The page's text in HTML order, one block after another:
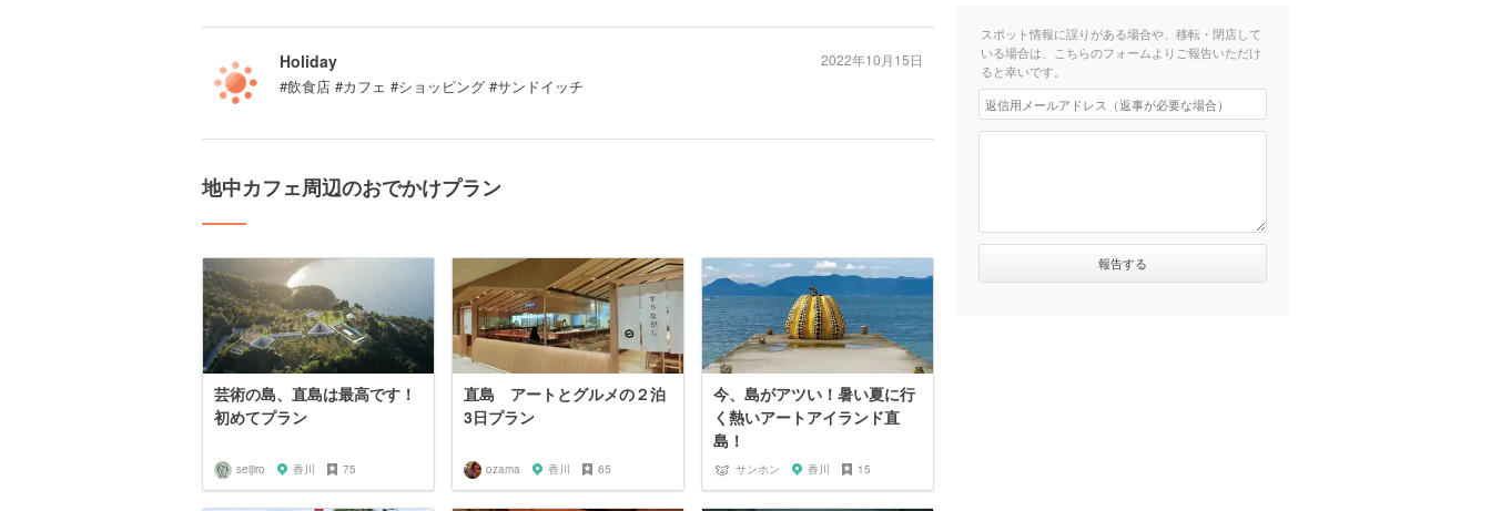
Holiday
#飲食店 #カフェ #ショッピング #サンドイッチ
2022年10月15日
地中カフェ周辺のおでかけプラン
芸術の島、直島は最高です！
初めてプラン
seijiro 香川 75
直島 アートとグルメの２泊
3日プラン
ozama 香川 65
今、島がアツい！暑い夏に行
く熱いアートアイランド直
島！
サンホン 香川 15
スポット情報に誤りがある場合や、移転・閉店して
いる場合は、こちらのフォームよりご報告いただけ
ると幸いです。